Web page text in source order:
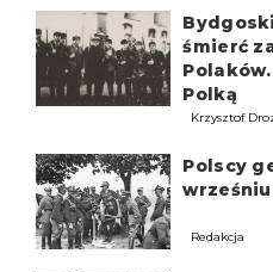
śmierć
Polką
Krzysztof
Polscy
wrześniu
Redakcja